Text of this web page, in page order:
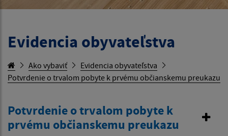
Evidencia obyvateľstva
Ako vybaviť
Evidencia obyvateľstva
Potvrdenie o trvalom pobyte k prvému občianskemu preukazu
Potvrdenie o trvalom pobyte k
prvému občianskemu preukazu